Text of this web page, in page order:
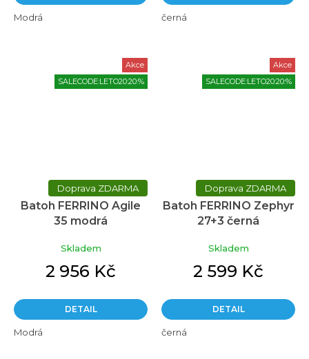
Modrá černá
Akce
SALECODE:LETO20:20:%
ZDARMA
Batoh FERRINO Agile
35 modrá
Skladem
2 956 Kč
DETAIL
Modrá
Akce
SALECODE:LETO20:20:%
ZDARMA
Batoh FERRINO Zephyr
27+3 černá
Skladem
2 599 Kč
DETAIL
černá